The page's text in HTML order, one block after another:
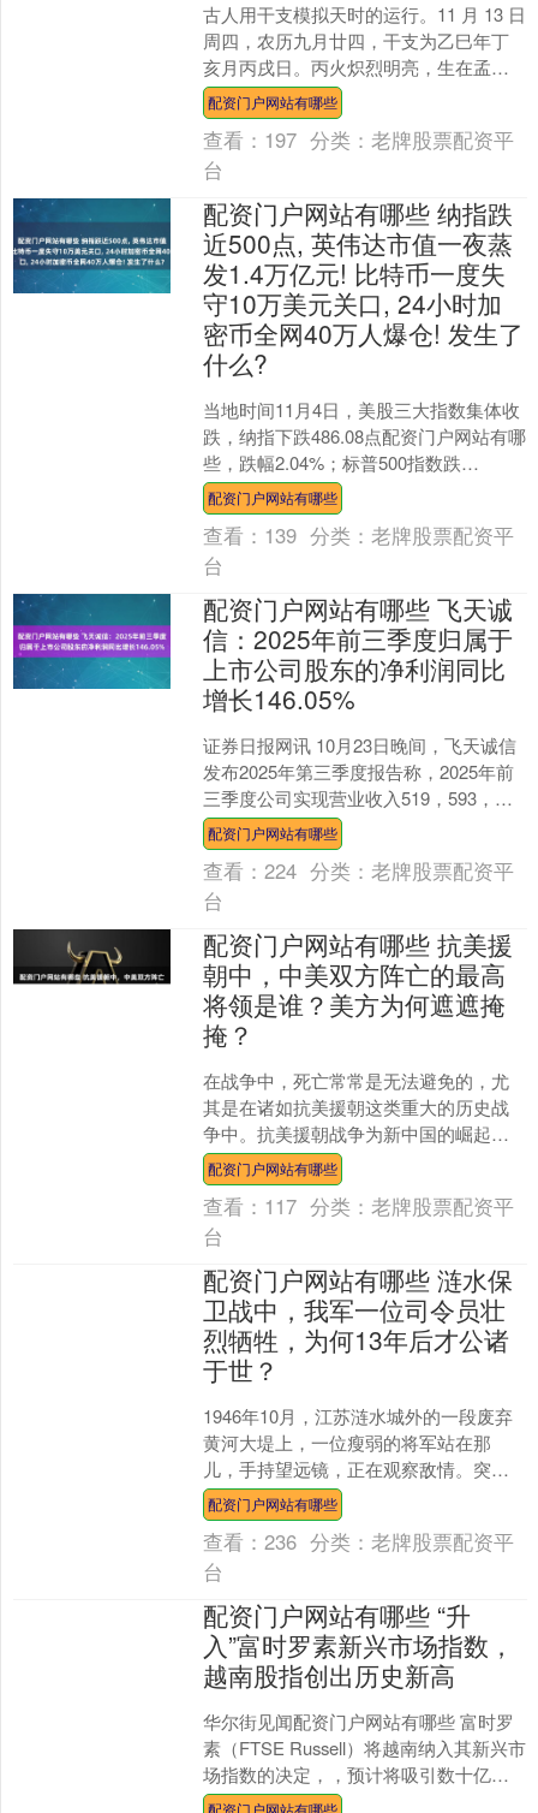
古人用干支模拟天时的运行。11 月 13 日
周四，农历九月廿四，干支为乙巳年丁
亥月丙戌日。丙火炽烈明亮，生在孟
冬，得月令亥水相济，虽气温渐寒却火
气暗藏，宜稳扎稳....
配资门户网站有哪些
查看： 197 分类：老牌股票配资平
台
配资门户网站有哪些 纳指跌
近500点, 英伟达市值一夜蒸
发1.4万亿元! 比特币一度失
守10万美元关口, 24小时加
密币全网40万人爆仓! 发生了
什么?
当地时间11月4日，美股三大指数集体收
跌，纳指下跌486.08点配资门户网站有哪
些，跌幅2.04%；标普500指数跌
1.17%；道指跌0.53%。 大型科技股普....
配资门户网站有哪些
查看： 139 分类：老牌股票配资平
台
配资门户网站有哪些 飞天诚
信：2025年前三季度归属于
上市公司股东的净利润同比
增长146.05%
证券日报网讯 10月23日晚间，飞天诚信
发布2025年第三季度报告称，2025年前
三季度公司实现营业收入519，593，
160.62元，同比增长3.10%；归属....
配资门户网站有哪些
查看：224 分类：老牌股票配资平
台
配资门户网站有哪些 抗美援
朝中，中美双方阵亡的最高
将领是谁？美方为何遮遮掩
掩？
在战争中，死亡常常是无法避免的，尤
其是在诸如抗美援朝这类重大的历史战
争中。抗美援朝战争为新中国的崛起赢
得了国威与军威配资门户网站有哪些，
无数英勇的志愿军将士为了....
配资门户网站有哪些
查看： 117 分类：老牌股票配资平
台
配资门户网站有哪些 涟水保
卫战中，我军一位司令员壮
烈牺牲，为何13年后才公诸
于世？
1946年10月，江苏涟水城外的一段废弃
黄河大堤上，一位瘦弱的将军站在那
儿，手持望远镜，正在观察敌情。突
然，一颗子弹穿透了晨雾，击中了他的
腹部。鲜血迅速染红了他....
配资门户网站有哪些
查看：236 分类：老牌股票配资平
台
配资门户网站有哪些 “升
入”富时罗素新兴市场指数，
越南股指创出历史新高
华尔街见闻配资门户网站有哪些 富时罗
素（FTSE Russell）将越南纳入其新兴市
场指数的决定，，预计将吸引数十亿美
元的外国投资，并提振其资本市场，标
配资门户网站有哪些